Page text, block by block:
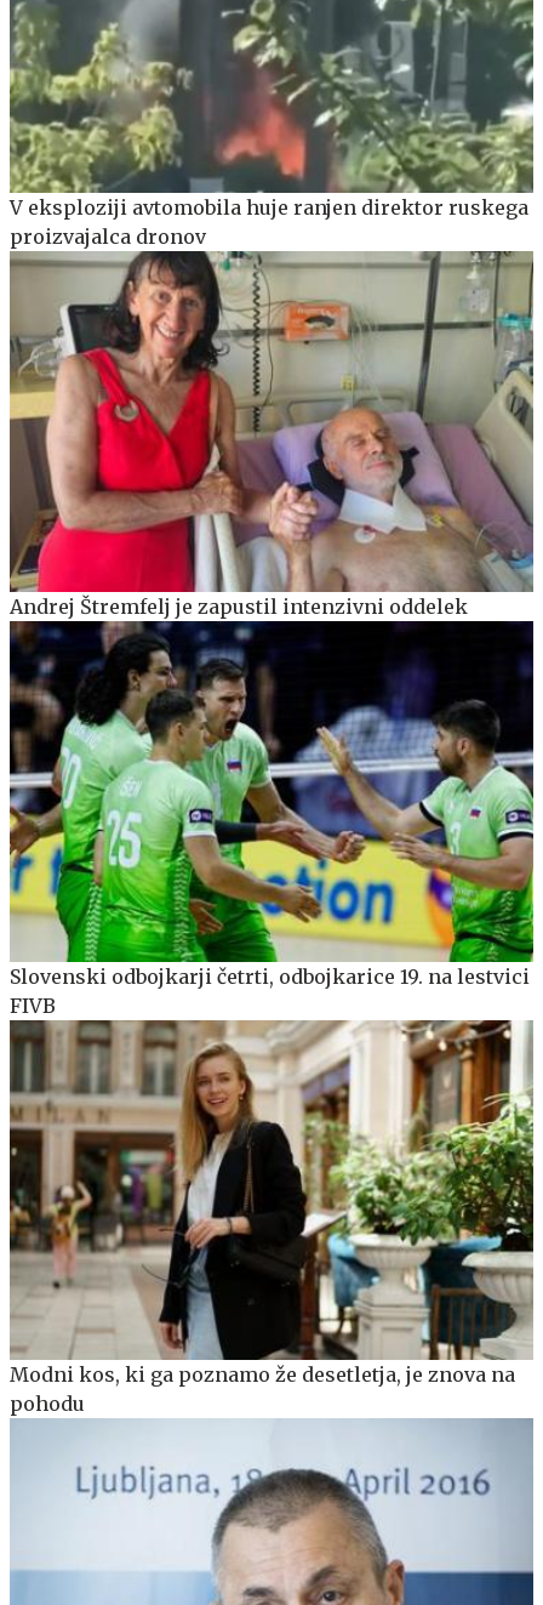
V eksploziji avtomobila huje ranjen direktor ruskega
proizvajalca dronov
Andrej Štremfelj je zapustil intenzivni oddelek
Slovenski odbojkarji četrti, odbojkarice 19. na lestvici
FIVB
Modni kos, ki ga poznamo že desetletja, je znova na
pohodu